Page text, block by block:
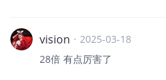
vision · 2025-03-18
28倍 有点厉害了